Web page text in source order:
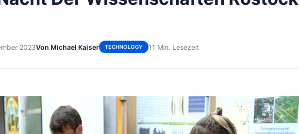
2023Von Michael Kaiser TECHNOLOGY 11 Min. Lesezeit